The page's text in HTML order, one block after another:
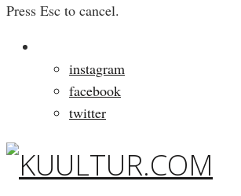
Press Esc to cancel.
instagram
facebook
twitter